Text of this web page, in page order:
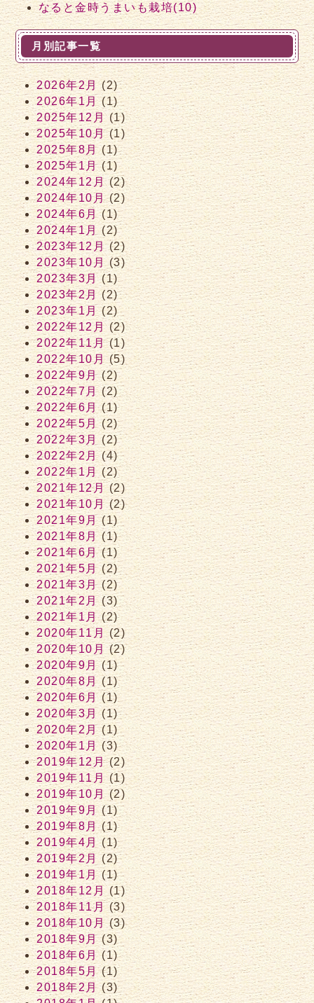
なると金時うまいも栽培(10)
月別記事一覧
2026年2月(2)
2026年1月(1)
2025年12月(1)
2025年10月(1)
2025年8月(1)
2025年1月(1)
2024年12月(2)
2024年10月(2)
2024年6月(1)
2024年1月(2)
2023年12月(2)
2023年10月(3)
2023年3月(1)
2023年2月(2)
2023年1月(2)
2022年12月(2)
2022年11月(1)
2022年10月 (5)
2022年9月(2)
2022年7月(2)
2022年6月(1)
2022年5月(2)
2022年3月(2)
2022年2月(4)
2022年1月(2)
2021年12月(2)
2021年10月(2)
2021年9月(1)
2021年8月(1)
2021年6月(1)
2021年5月(2)
2021年3月(2)
2021年2月(3)
2021年1月(2)
2020年11月(2)
2020年10月(2)
2020年9月(1)
2020年8月(1)
2020年6月(1)
2020年3月(1)
2020年2月(1)
2020年1月(3)
2019年12月(2)
2019年11月 (1)
2019年10月(2)
2019年9月(1)
2019年8月(1)
2019年4月(1)
2019年2月(2)
2019年1月(1)
2018年12月(1)
2018年11月(3)
2018年10月(3)
2018年9月(3)
2018年6月(1)
2018年5月(1)
2018年2月(3)